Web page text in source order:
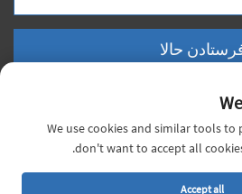
حالا
We use cookies and similar tools to
don't want to accept all
Accept all